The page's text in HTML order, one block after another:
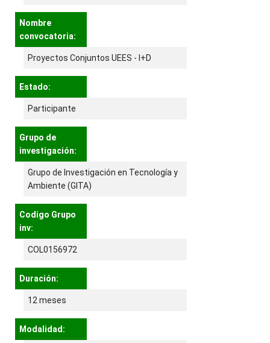
Nombre
convocatoria:
Proyectos Conjuntos UEES - I+D
Estado:
Participante
Grupo de
investigación:
Grupo de Investigación en Tecnología y
Ambiente (GITA)
Codigo Grupo
inv:
COL0156972
Duración:
12 meses
Modalidad: